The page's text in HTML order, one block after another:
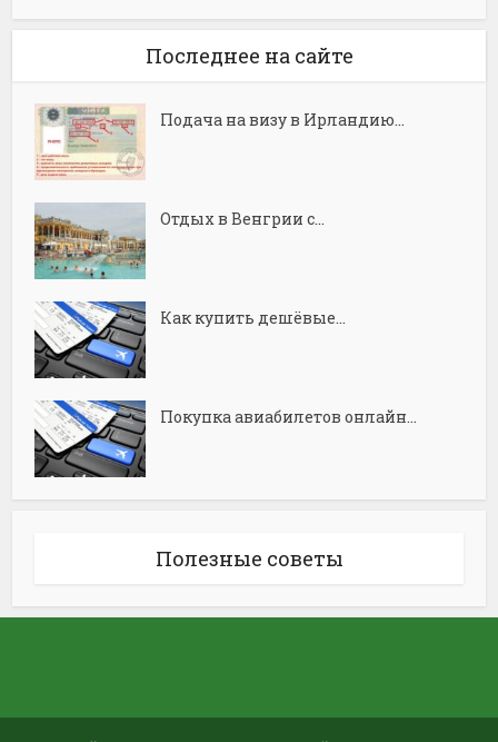
Последнее на сайте
Подача на визу в Ирландию...
Отдых в Венгрии с...
Как купить дешёвые...
Покупка авиабилетов онлайн...
Полезные советы